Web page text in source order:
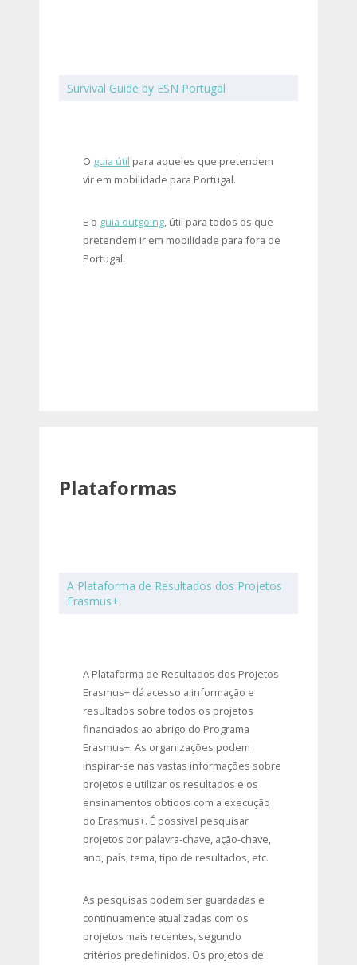
Survival Guide by ESN Portugal
O guia útil para aqueles que pretendem
vir em mobilidade para Portugal.
E o guia outgoing, útil para todos os que
pretendem ir em mobilidade para fora de
Portugal.
Plataformas
A Plataforma de Resultados dos Projetos
Erasmus+
A Plataforma de Resultados dos Projetos
Erasmus+ dá acesso a informação e
resultados sobre todos os projetos
financiados ao abrigo do Programa
Erasmus+. As organizações podem
inspirar-se nas vastas informações sobre
projetos e utilizar os resultados e os
ensinamentos obtidos com a execução
do Erasmus+. É possível pesquisar
projetos por palavra-chave, ação-chave,
ano, país, tema, tipo de resultados, etc.
As pesquisas podem ser guardadas e
continuamente atualizadas com os
projetos mais recentes, segundo
critérios predefinidos. Os projetos de